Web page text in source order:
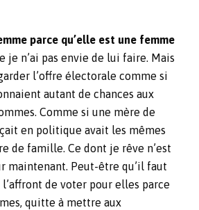
parce qu’elle est une femme
je n’ai pas envie de lui faire. Mais
l’offre électorale comme si
autant de chances aux
Comme si une mère de
en politique avait les mêmes
de famille. Ce dont je rêve n’est
maintenant. Peut-être qu’il faut
de voter pour elles parce
quitte à mettre aux